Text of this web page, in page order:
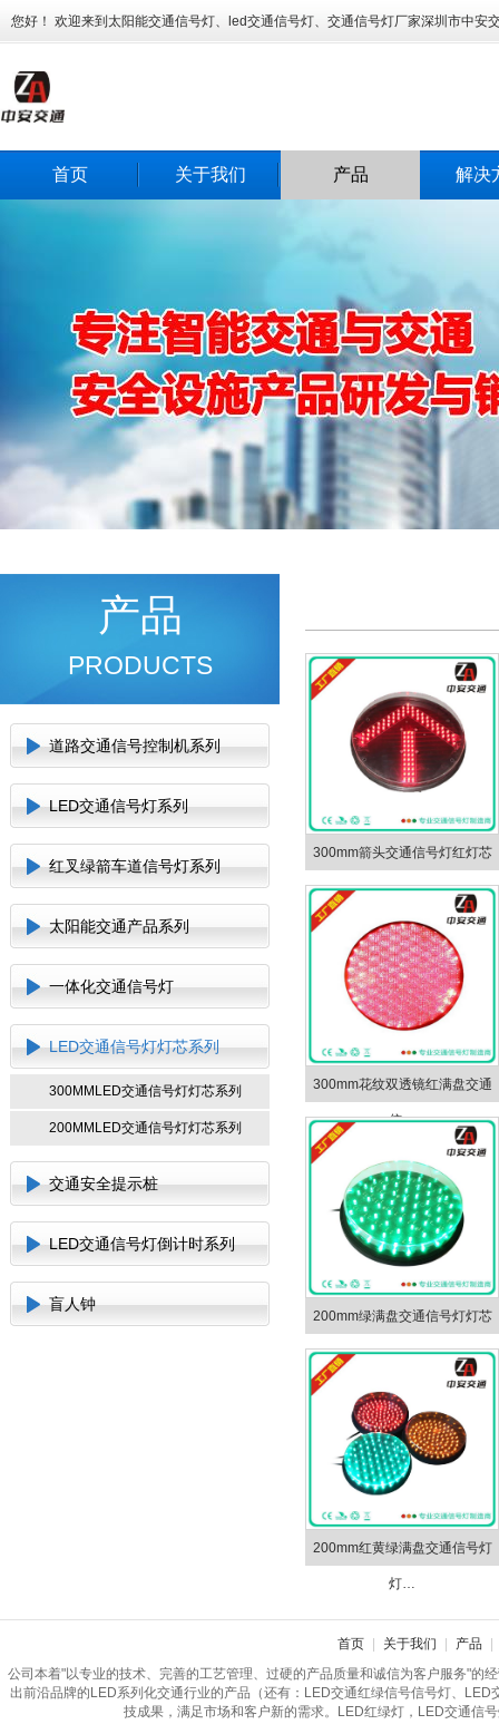
您好！ 欢迎来到太阳能交通信号灯、led交通信号灯、交通信号灯厂家深圳市中安
首页 关于我们 产品 解决
产品
PRODUCTS
道路交通信号控制机系列
LED交通信号灯系列
红叉绿箭车道信号灯系列
太阳能交通产品系列
一体化交通信号灯
LED交通信号灯灯芯系列
300MMLED交通信号灯灯芯系列
200MMLED交通信号灯灯芯系列
交通安全提示桩
LED交通信号灯倒计时系列
盲人钟
300mm箭头交通信号灯红灯芯
300mm花纹双透镜红满盘交通
信…
200mm绿满盘交通信号灯灯芯
200mm红黄绿满盘交通信号灯
灯…
首页 关于我们 产品
公司本着"以专业的技术、完善的工艺管理、过硬的产品质量和诚信为客户服务"的
出前沿品牌的LED系列化交通行业的产品（还有：LED交通红绿信号信号灯、
技成果，满足市场和客户新的需求。LED红绿灯，LED交通信